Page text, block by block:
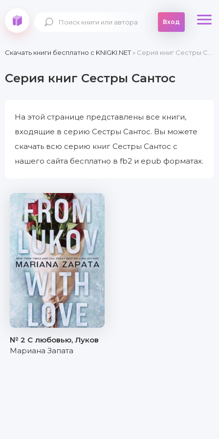
Вход
Скачать книги бесплатно c KNIGKI.NET» Серия книг Сестры Сантос
Серия книг Сестры Сантос
На этой странице представлены все книги,
входящие в серию Сестры Сантос. Вы можете
скачать всю серию книг Сестры Сантос с
нашего сайта бесплатно в fb2 и epub форматах.
№ 2 С любовью, Луков
Мариана Запата